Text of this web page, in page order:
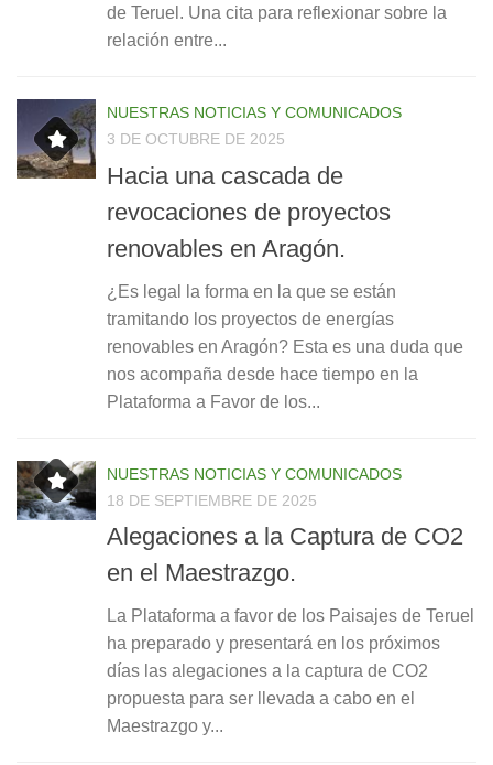
de Teruel. Una cita para reflexionar sobre la
relación entre...
NUESTRAS NOTICIAS Y COMUNICADOS
3 DE OCTUBRE DE 2025
Hacia una cascada de
revocaciones de proyectos
renovables en Aragón.
¿Es legal la forma en la que se están
tramitando los proyectos de energías
renovables en Aragón? Esta es una duda que
nos acompaña desde hace tiempo en la
Plataforma a Favor de los...
NUESTRAS NOTICIAS Y COMUNICADOS
18 DE SEPTIEMBRE DE 2025
Alegaciones a la Captura de CO2
en el Maestrazgo.
La Plataforma a favor de los Paisajes de Teruel
ha preparado y presentará en los próximos
días las alegaciones a la captura de CO2
propuesta para ser llevada a cabo en el
Maestrazgo y...